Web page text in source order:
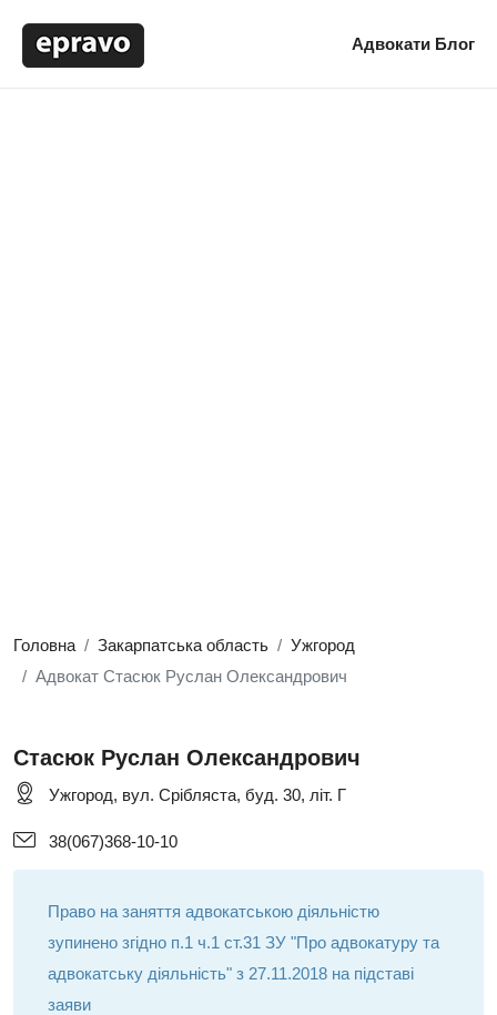
Адвокати Блог
Головна Закарпатська область
Ужгород
Адвокат Стасюк Руслан Олександрович
Стасюк Руслан Олександрович
Ужгород, вул. Срібляста, буд. 30, літ. Г
38(067)368-10-10
Право на заняття адвокатською діяльністю
зупинено згідно п.1 ч.1 ст.31 ЗУ "Про адвокатуру та
адвокатську діяльність" з 27.11.2018 на підставі
заяви